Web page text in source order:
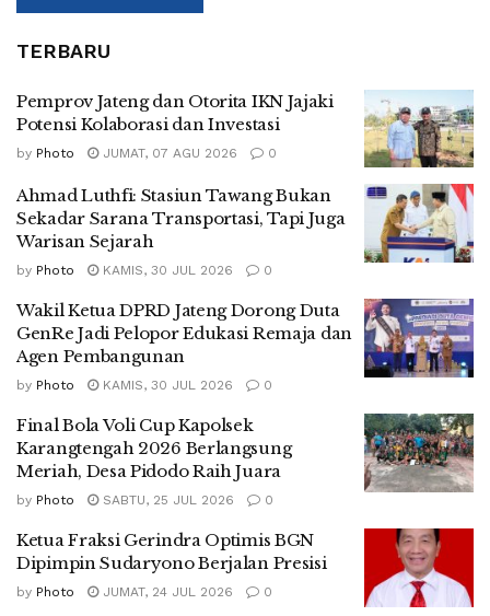
TERBARU
Pemprov Jateng dan Otorita IKN Jajaki
Potensi Kolaborasi dan Investasi
by Photo JUMAT, 07 AGU 2026 0
Ahmad Luthfi: Stasiun Tawang Bukan
Sekadar Sarana Transportasi, Tapi Juga
Warisan Sejarah
by Photo KAMIS, 30 JUL 2026 0
Wakil Ketua DPRD Jateng Dorong Duta
GenRe Jadi Pelopor Edukasi Remaja dan
Agen Pembangunan
by Photo KAMIS, 30 JUL 2026 0
Final Bola Voli Cup Kapolsek
Karangtengah 2026 Berlangsung
Meriah, Desa Pidodo Raih Juara
by Photo SABTU, 25 JUL 2026 0
Ketua Fraksi Gerindra Optimis BGN
Dipimpin Sudaryono Berjalan Presisi
by Photo JUMAT, 24 JUL 2026 0